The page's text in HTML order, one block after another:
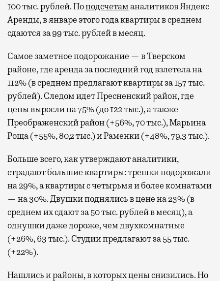
100 тыс. рублей. Поподсчетаманалитиков Яндекс
Аренды, в январе этого года квартиры в среднем
сдаются за 99 тыс. рублей в месяц.
Самое заметное подорожание — в Тверском
районе, где аренда за последний год взлетела на
112% (в среднем предлагают квартиры за 157 тыс.
рублей). Следом идет Пресненский район, где
цены выросли на 75% (до 122 тыс.), а также
Преображенский район (+56%, 70 тыс.), Марьина
Роща (+55%, 80,2 тыс.) и Раменки (+48%, 79,3 тыс.).
Больше всего, как утверждают аналитики,
страдают большие квартиры: трешки подорожали
на 29%, а квартиры с четырьмя и более комнатами
— на 30%. Двушки поднялись в цене на 23% (в
среднем их сдают за 50 тыс. рублей в месяц), а
однушки даже дороже, чем двухкомнатные
(+26%, 63 тыс.). Студии предлагают за 55 тыс.
(+22%).
Нашлись и районы, в которых цены снизились. Но